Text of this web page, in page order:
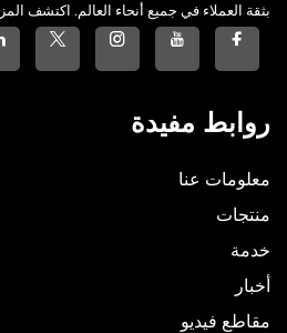
بثقة العملاء في جميع أنحاء العالم. اكتشف
روابط مفيدة
معلومات عنا
منتجات
خدمة
أخبار
مقاطع فيديو